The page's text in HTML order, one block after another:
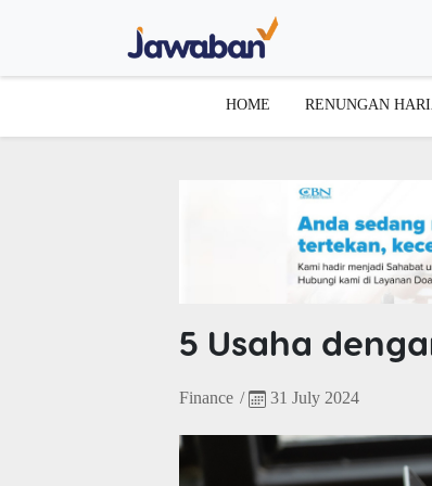
HOME RENUNGAN
5 Usaha
Finance / 31 July 2024